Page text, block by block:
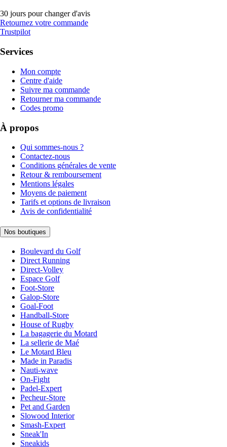
30 jours pour changer d'avis
Retournez votre commande
Trustpilot
Services
Mon compte
Centre d'aide
Suivre ma commande
Retourner ma commande
Codes promo
À propos
Qui sommes-nous ?
Contactez-nous
Conditions générales de vente
Retour & remboursement
Mentions légales
Moyens de paiement
Tarifs et options de livraison
Avis de confidentialité
Nos boutiques
Boulevard du Golf
Direct Running
Direct-Volley
Espace Golf
Foot-Store
Galop-Store
Goal-Foot
Handball-Store
House of Rugby
La bagagerie du Motard
La sellerie de Maé
Le Motard Bleu
Made in Paradis
Nauti-wave
On-Fight
Padel-Expert
Pecheur-Store
Pet and Garden
Slowood Interior
Smash-Expert
Sneak'In
Sneakids